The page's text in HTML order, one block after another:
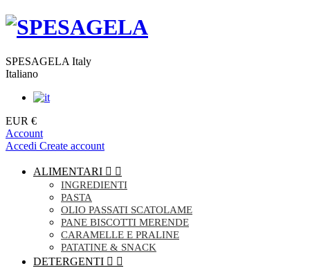
SPESAGELA Italy
Italiano
EUR €
Account
Accedi Create account
ALIMENTARI  
INGREDIENTI
PASTA
OLIO PASSATI SCATOLAME
PANE BISCOTTI MERENDE
CARAMELLE E PRALINE
PATATINE & SNACK
DETERGENTI  